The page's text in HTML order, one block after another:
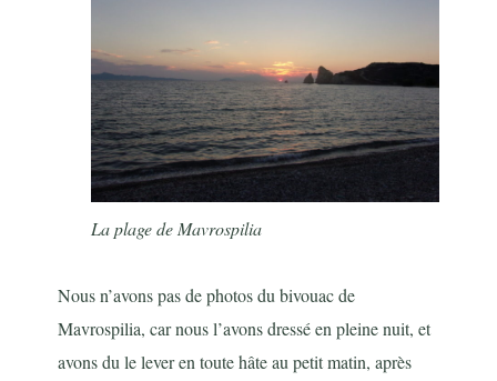
La plage de Mavrospilia
Nous n’avons pas de photos du bivouac de
Mavrospilia, car nous l’avons dressé en pleine nuit, et
avons du le lever en toute hâte au petit matin, après